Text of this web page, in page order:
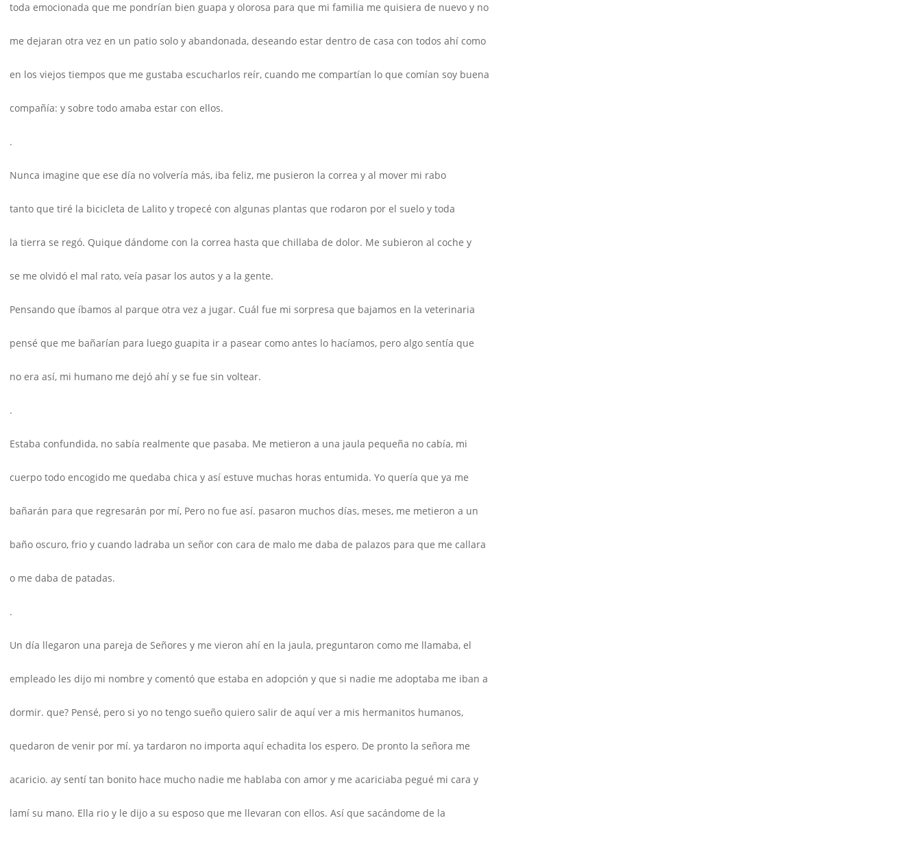
toda emocionada que me pondrían bien guapa y olorosa para que mi familia me quisiera de nuevo y no
me dejaran otra vez en un patio solo y abandonada, deseando estar dentro de casa con todos ahí como
en los viejos tiempos que me gustaba escucharlos reír, cuando me compartían lo que comían soy buena
compañía: y sobre todo amaba estar con ellos.
.
Nunca imagine que ese día no volvería más, iba feliz, me pusieron la correa y al mover mi rabo
tanto que tiré la bicicleta de Lalito y tropecé con algunas plantas que rodaron por el suelo y toda
la tierra se regó. Quique dándome con la correa hasta que chillaba de dolor. Me subieron al coche y
se me olvidó el mal rato, veía pasar los autos y a la gente.
Pensando que íbamos al parque otra vez a jugar. Cuál fue mi sorpresa que bajamos en la veterinaria
pensé que me bañarían para luego guapita ir a pasear como antes lo hacíamos, pero algo sentía que
no era así, mi humano me dejó ahí y se fue sin voltear.
.
Estaba confundida, no sabía realmente que pasaba. Me metieron a una jaula pequeña no cabía, mi
cuerpo todo encogido me quedaba chica y así estuve muchas horas entumida. Yo quería que ya me
bañarán para que regresarán por mí, Pero no fue así. pasaron muchos días, meses, me metieron a un
baño oscuro, frio y cuando ladraba un señor con cara de malo me daba de palazos para que me callara
o me daba de patadas.
.
Un día llegaron una pareja de Señores y me vieron ahí en la jaula, preguntaron como me llamaba, el
empleado les dijo mi nombre y comentó que estaba en adopción y que si nadie me adoptaba me iban a
dormir. que? Pensé, pero si yo no tengo sueño quiero salir de aquí ver a mis hermanitos humanos,
quedaron de venir por mí. ya tardaron no importa aquí echadita los espero. De pronto la señora me
acaricio. ay sentí tan bonito hace mucho nadie me hablaba con amor y me acariciaba pegué mi cara y
lamí su mano. Ella rio y le dijo a su esposo que me llevaran con ellos. Así que sacándome de la